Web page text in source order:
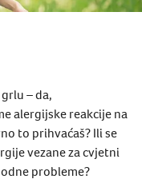
– da,
alergijske reakcije na
to prihvaćaš? Ili se
vezane za cvjetni
probleme?